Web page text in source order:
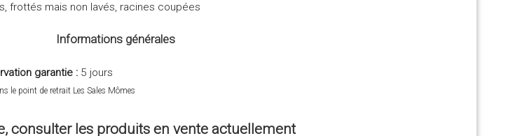
frottés mais non lavés, racines coupées
Informations générales
garantie : 5 jours
le point de retrait Les Sales Mômes
consulter les produits en vente actuellement